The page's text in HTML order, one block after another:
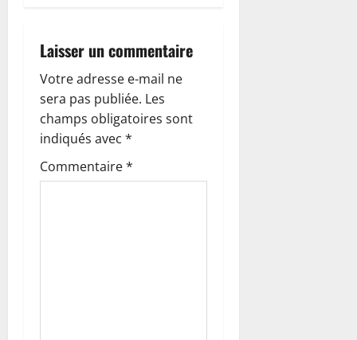
o
n
d
’
a
Laisser un commentaire
Votre adresse e-mail ne
sera pas publiée. Les
champs obligatoires sont
indiqués avec *
Commentaire*